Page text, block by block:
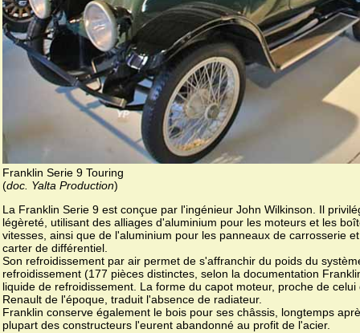
Franklin Serie 9 Touring
(doc. Yalta Production)
La Franklin Serie 9 est conçue par l'ingénieur John Wilkinson. Il
légèreté, utilisant des alliages d'aluminium pour les moteurs et les
vitesses, ainsi que de l'aluminium pour les panneaux de carrosserie
carter de différentiel.
Son refroidissement par air permet de s'affranchir du poids du
refroidissement (177 pièces distinctes, selon la documentation
liquide de refroidissement. La forme du capot moteur, proche de celui
Renault de l'époque, traduit l'absence de radiateur.
Franklin conserve également le bois pour ses châssis, longtemps
plupart des constructeurs l'eurent abandonné au profit de l'acier.